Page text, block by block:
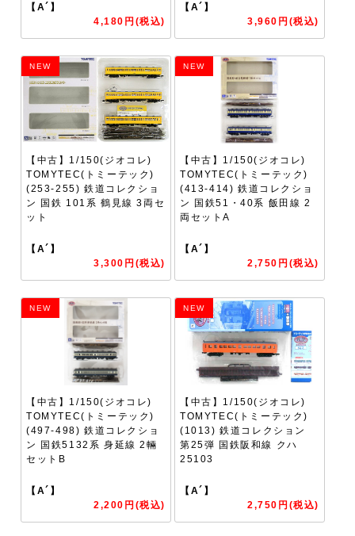
【A´】
4,180円(税込)
【A´】
3,960円(税込)
NEW
【中古】1/150(ジオコレ)
TOMYTEC(トミーテック)
(253-255) 鉄道コレクショ
ン 国鉄 101系 鶴見線 3両セ
ット
【A´】
3,300円(税込)
NEW
【中古】1/150(ジオコレ)
TOMYTEC(トミーテック)
(413-414) 鉄道コレクショ
ン 国鉄51・40系 飯田線 2
両セットA
【A´】
2,750円(税込)
NEW
【中古】1/150(ジオコレ)
TOMYTEC(トミーテック)
(497-498) 鉄道コレクショ
ン 国鉄5132系 身延線 2輛
セットB
【A´】
2,200円(税込)
NEW
【中古】1/150(ジオコレ)
TOMYTEC(トミーテック)
(1013) 鉄道コレクション
第25弾 国鉄阪和線 クハ
25103
【A´】
2,750円(税込)